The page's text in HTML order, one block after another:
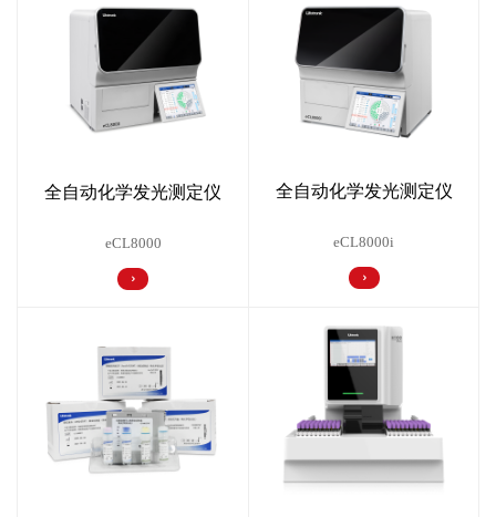
全自动化学发光测定仪
eCL8000
全自动化学发光测定仪
eCL8000i